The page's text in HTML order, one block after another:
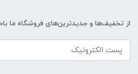
از تخفیف‌ها و جدیدترین‌های فروشگاه ما